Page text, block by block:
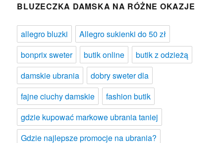
BLUZECZKA DAMSKA NA RÓŻNE OKAZJE
allegro bluzki
Allegro sukienki do 50 zł
bonprix sweter
butik online
butik z odzieżą
damskie ubrania
dobry sweter dla
fajne ciuchy damskie
fashion butik
gdzie kupować markowe ubrania taniej
Gdzie najlepsze promocje na ubrania?